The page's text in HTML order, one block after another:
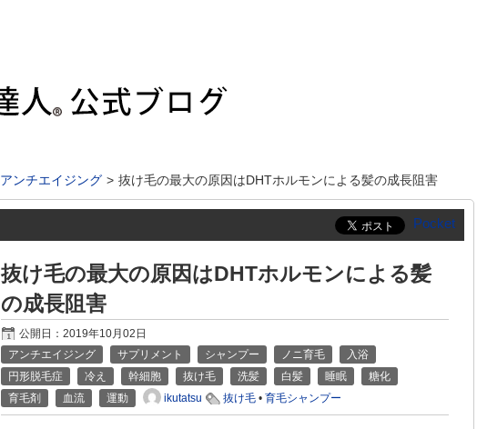
アンチエイジング 抜け毛の最大の原因はDHTホルモンによる髪の成長阻害
Pocket
抜け毛の最大の原因はDHTホルモンによる髪
の成長阻害
公開日：2019年10月02日
アンチエイジング
サプリメント シャンプー ノニ育毛
入浴
円形脱毛症
冷え 幹細胞 抜け毛 洗髪 白髪 睡眠
糖化
育毛剤
血流 運動 ikutatsu 抜け毛 •育毛シャンプー